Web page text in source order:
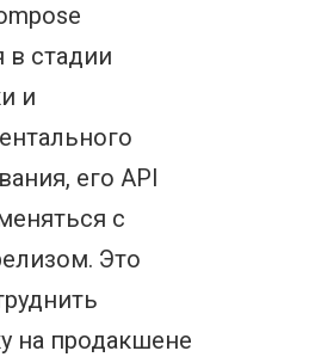
в стадии
и
его API
с
Это
на продакшене